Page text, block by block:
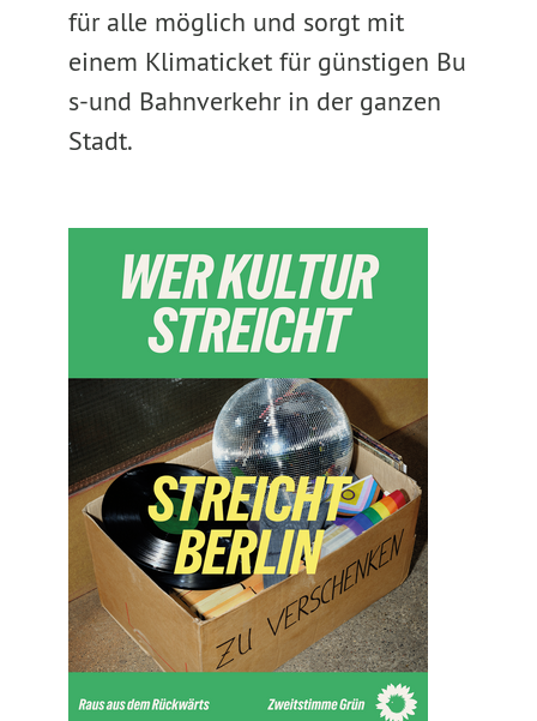
für alle möglich und sorgt mit
einem Klimaticket für günstigen Bu
s-und Bahnverkehr in der ganzen
Stadt.